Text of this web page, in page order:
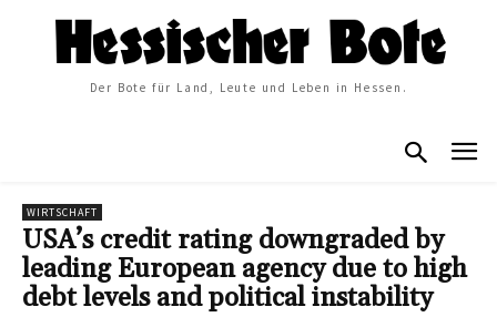
Der Bote für Land, Leute und Leben in Hessen.
WIRTSCHAFT
USA’s credit rating downgraded by
leading European agency due to high
debt levels and political instability